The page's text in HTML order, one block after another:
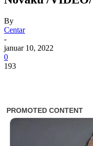
By
Centar
-
januar 10, 2022
0
193